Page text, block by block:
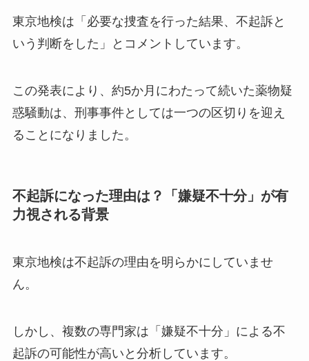
東京地検は「必要な捜査を行った結果、不起訴と
いう判断をした」とコメントしています。
この発表により、約5か月にわたって続いた薬物疑
惑騒動は、刑事事件としては一つの区切りを迎え
ることになりました。
不起訴になった理由は？「嫌疑不十分」が有
力視される背景
東京地検は不起訴の理由を明らかにしていませ
ん。
しかし、複数の専門家は「嫌疑不十分」による不
起訴の可能性が高いと分析しています。